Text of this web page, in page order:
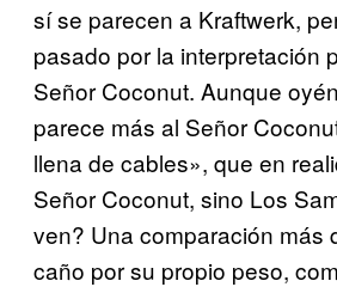
sí se parecen a Kraftwerk,
pasado por la interpretación
Señor Coconut. Aunque
parece más al Señor
llena de cables», que en
Señor Coconut, sino Los
ven? Una comparación más
caño por su propio peso,